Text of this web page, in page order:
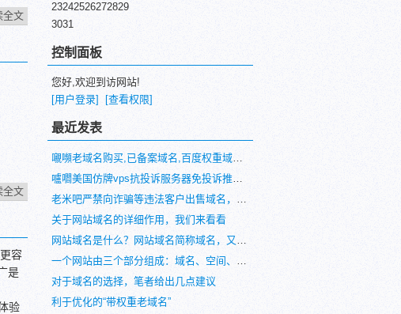
搜
全文
全文
容
是
验
23242526272829
3031
控制面板
您好,欢迎到访网站!
[用户登录]
[查看权限]
最近发表
嚫嚬老域名购买,已备案域名,百度权重域名,高pr域名,百度搜狗收录域名老域名交易,老域名出售,外链反链域名
嚧嚪美国仿牌vps抗投诉服务器免投诉推荐仿牌空间主机,国外欧洲荷兰仿牌服务器,外贸vps,防投诉主机空间
老米吧严禁向诈骗等违法客户出售域名，国内在严打诈骗
关于网站域名的详细作用，我们来看看
网站域名是什么？网站域名简称域名，又称网域
一个网站由三个部分组成：域名、空间、程序
对于域名的选择，笔者给出几点建议
利于优化的“带权重老域名”